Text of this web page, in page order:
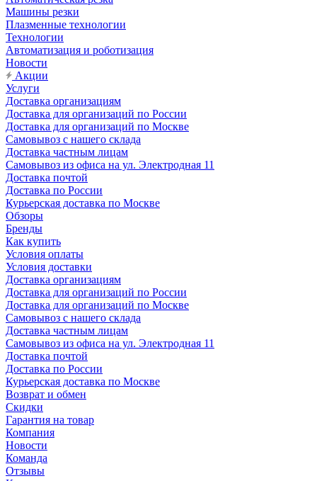
Машины резки
Плазменные технологии
Технологии
Автоматизация и роботизация
Новости
Акции
Услуги
Доставка организациям
Доставка для организаций по России
Доставка для организаций по Москве
Самовывоз с нашего склада
Доставка частным лицам
Самовывоз из офиса на ул. Электродная 11
Доставка почтой
Доставка по России
Курьерская доставка по Москве
Обзоры
Бренды
Как купить
Условия оплаты
Условия доставки
Доставка организациям
Доставка для организаций по России
Доставка для организаций по Москве
Самовывоз с нашего склада
Доставка частным лицам
Самовывоз из офиса на ул. Электродная 11
Доставка почтой
Доставка по России
Курьерская доставка по Москве
Возврат и обмен
Скидки
Гарантия на товар
Компания
Новости
Команда
Отзывы